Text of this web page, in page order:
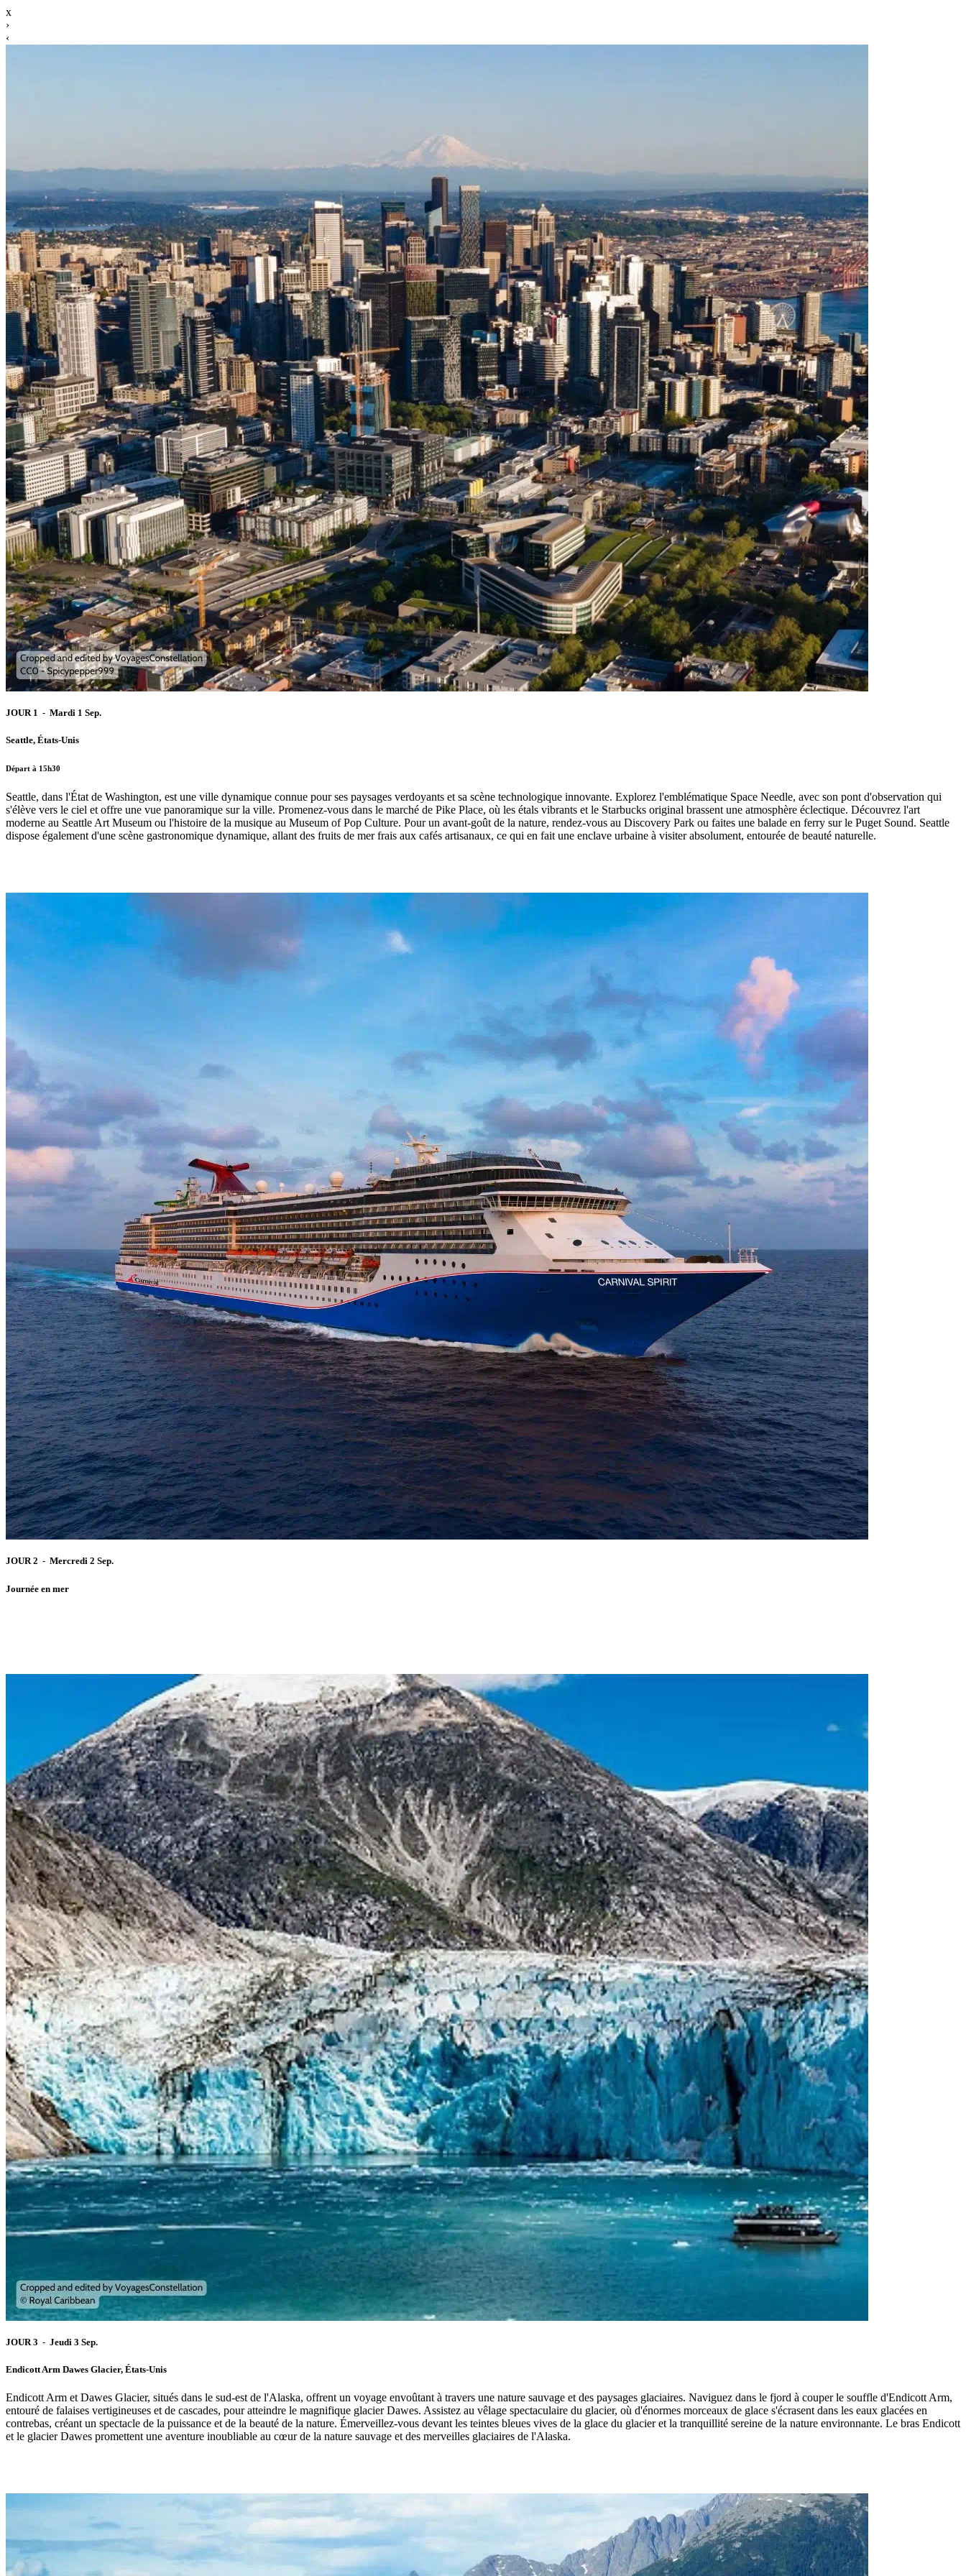
x
›
‹
JOUR 1 - Mardi 1 Sep.
Seattle, États-Unis
Départ à 15h30
Seattle, dans l'État de Washington, est une ville dynamique connue pour ses paysages verdoyants et sa scène technologique innovante. Explorez l'emblématique Space Needle, avec son pont d'observation qui
s'élève vers le ciel et offre une vue panoramique sur la ville. Promenez-vous dans le marché de Pike Place, où les étals vibrants et le Starbucks original brassent une atmosphère éclectique. Découvrez l'art
moderne au Seattle Art Museum ou l'histoire de la musique au Museum of Pop Culture. Pour un avant-goût de la nature, rendez-vous au Discovery Park ou faites une balade en ferry sur le Puget Sound. Seattle
dispose également d'une scène gastronomique dynamique, allant des fruits de mer frais aux cafés artisanaux, ce qui en fait une enclave urbaine à visiter absolument, entourée de beauté naturelle.
JOUR 2 - Mercredi 2 Sep.
Journée en mer
JOUR 3 - Jeudi 3 Sep.
Endicott Arm Dawes Glacier, États-Unis
Endicott Arm et Dawes Glacier, situés dans le sud-est de l'Alaska, offrent un voyage envoûtant à travers une nature sauvage et des paysages glaciaires. Naviguez dans le fjord à couper le souffle d'Endicott Arm,
entouré de falaises vertigineuses et de cascades, pour atteindre le magnifique glacier Dawes. Assistez au vêlage spectaculaire du glacier, où d'énormes morceaux de glace s'écrasent dans les eaux glacées en
contrebas, créant un spectacle de la puissance et de la beauté de la nature. Émerveillez-vous devant les teintes bleues vives de la glace du glacier et la tranquillité sereine de la nature environnante. Le bras Endicott
et le glacier Dawes promettent une aventure inoubliable au cœur de la nature sauvage et des merveilles glaciaires de l'Alaska.